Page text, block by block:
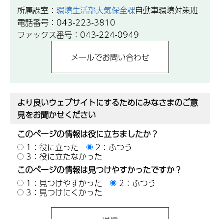
所属課室： 環境生活部大気保全課自動車環境対策班
電話番号：043-223-3810
ファックス番号：043-224-0949
より良いウェブサイトにするためにみなさまのご意
見をお聞かせください
このページの情報は役に立ちましたか？
1：役に立った
2：ふつう
3：役に立たなかった
このページの情報は見つけやすかったですか？
1：見つけやすかった
2：ふつう
3：見つけにくかった